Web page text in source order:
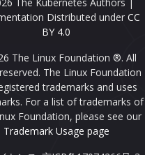
Distributed under CC
BY 4.0
The Linux Foundation ®. All
The Linux Foundation
trademarks and uses
For a list of trademarks of
Foundation, please see our
Trademark Usage page